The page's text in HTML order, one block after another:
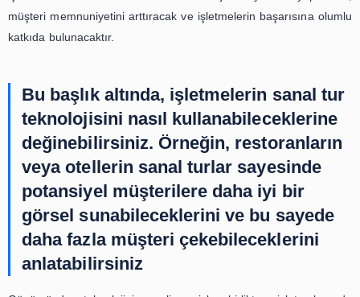
Kullanıcılar, sanal tur sırasında odaları
tasarlayabilir ve daha iyi bir fikir edinebilirler.
Sonuç olarak, sanal tur teknolojisi gayrimenkul
bir değişim yaratmıştır. Kullanıcıların ev veya
olarak gezip, daha iyi bir fikir edinmelerine ve satın alma
daha kolay vermelerine olanak sağlamaktadır. Ayrıca,
iç mimarlar için de büyük bir fayda sağlamaktadır. Bu
kullanımının artmasıyla birlikte, gayrimenkul